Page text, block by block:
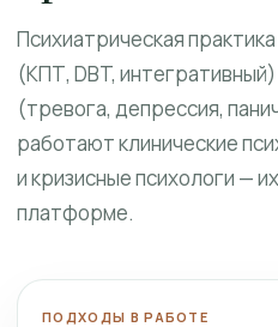
Психиатрическая
(КПТ, DBT,
(тревога, депрессия,
работают клинические
и кризисные психологи —
платформе.
ПОДХОДЫ В РАБОТЕ